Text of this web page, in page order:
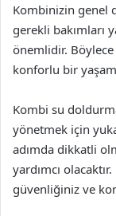
Kombinizin genel
gerekli bakımları
önemlidir.
konforlu bir
Kombi su
yönetmek için
adımda dikkatli
yardımcı
güvenliğiniz ve